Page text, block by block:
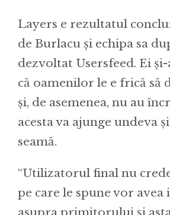
Layers e rezultatul
de Burlacu și echipa sa
dezvoltat Usersfeed. Ei
că oamenilor le e frică să
și, de asemenea, nu au
acesta va ajunge undeva
seamă.
“Utilizatorul final nu
pe care le spune vor avea
asupra primitorului și